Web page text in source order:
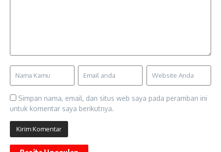
Simpan nama, email, dan situs web saya pada peramban ini
untuk komentar saya berikutnya.